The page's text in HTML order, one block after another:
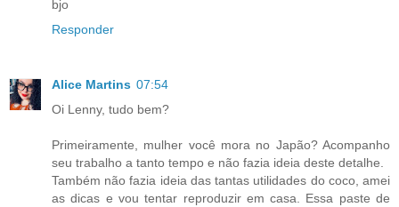
bjo
Responder
Alice Martins 07:54
Oi Lenny, tudo bem?
Primeiramente, mulher você mora no Japão? Acompanho
seu trabalho a tanto tempo e não fazia ideia deste detalhe.
Também não fazia ideia das tantas utilidades do coco, amei
as dicas e vou tentar reproduzir em casa. Essa paste de